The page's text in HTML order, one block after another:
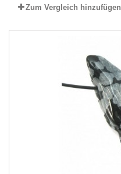
Zum Vergleich hinzufügen